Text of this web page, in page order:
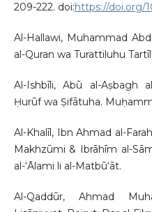
209-222. doi:https://doi.org/
Al-Hallawi, Muhammad
al-Quran wa Turattiluhu
Al-Ishbīli, Abū al-Aṣbagh
Ḥurūf wa Ṣifātuha.
Al-Khalīl, Ibn Ahmad al-
Makhzūmi & Ibrāhīm al-
al-‘Ālami li al-Matbū‘āt.
Al-Qaddūr, Ahmad